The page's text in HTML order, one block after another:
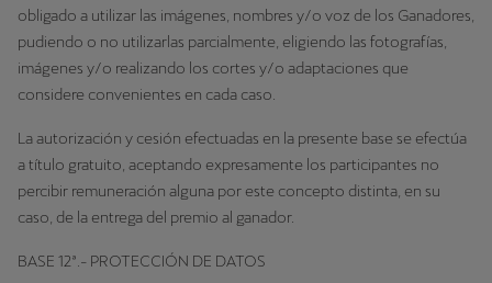
obligado a utilizar las imágenes, nombres y/o voz de los Ganadores,
pudiendo o no utilizarlas parcialmente, eligiendo las fotografías,
imágenes y/o realizando los cortes y/o adaptaciones que
considere convenientes en cada caso.
La autorización y cesión efectuadas en la presente base se efectúa
a título gratuito, aceptando expresamente los participantes no
percibir remuneración alguna por este concepto distinta, en su
caso, de la entrega del premio al ganador.
BASE 12ª.- PROTECCIÓN DE DATOS